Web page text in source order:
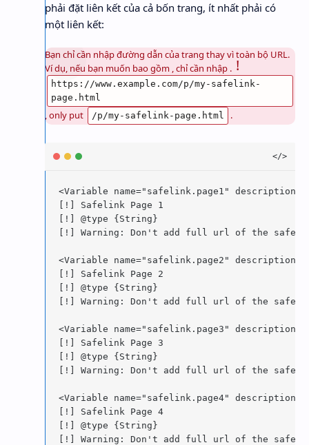
phải đặt liên kết của cả bốn trang, ít nhất phải có
một liên kết:
Bạn chỉ cần nhập đường dẫn của trang thay vì toàn bộ URL.
Ví dụ, nếu bạn muốn bao gồm , chỉ cần nhập .
https://www.example.com/p/my-safelink-
page.html
, only put /p/my-safelink-page.html .
<Variable name="safelink.page1"
[!] Safelink Page 1
[!] @type {String}
[!] Warning: Don't add full url of the
<Variable name="safelink.page2"
[!] Safelink Page 2
[!] @type {String}
[!] Warning: Don't add full url of the
<Variable name="safelink.page3"
[!] Safelink Page 3
[!] @type {String}
[!] Warning: Don't add full url of the
<Variable name="safelink.page4"
[!] Safelink Page 4
[!] @type {String}
[!] Warning: Don't add full url of the